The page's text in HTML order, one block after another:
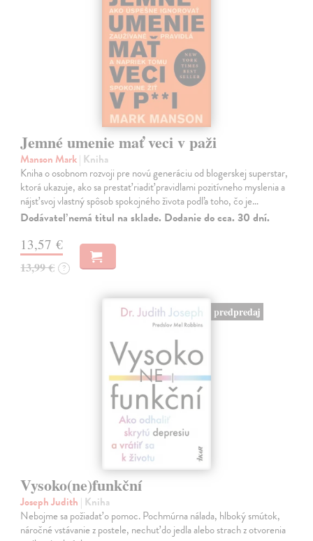
Jemné umenie mať veci v paži
Manson Mark| Kniha
Kniha o osobnom rozvoji pre novú generáciu od blogerskej superstar,
ktorá ukazuje, ako sa prestať riadiť pravidlami pozitívneho myslenia a
nájsť svoj vlastný spôsob spokojného života podľa toho, čo je…
Dodávateľ nemá titul na sklade. Dodanie do cca. 30 dní.
13,57 €
13,99 € ?
predpredaj
Vysoko(ne)funkční
Joseph Judith | Kniha
Nebojme sa požiadať o pomoc. Pochmúrna nálada, hlboký smútok,
náročné vstávanie z postele, nechuť do jedla alebo strach z otvorenia